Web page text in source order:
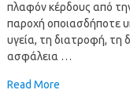
πλαφόν κέρδους από
παροχή οποιασδήποτε
υγεία, τη διατροφή, τη
ασφάλεια …
Read More